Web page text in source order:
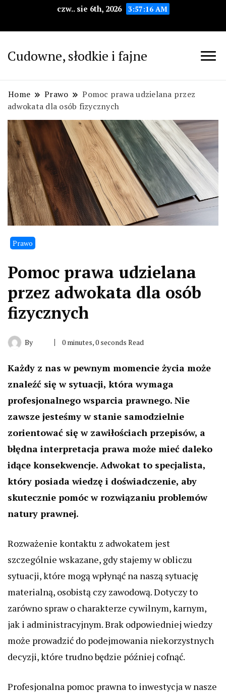
czw.. sie 6th, 2026 3:57:17 AM
Cudowne, słodkie i fajne
Home Prawo
Pomoc prawa udzielana przez
adwokata dla osób fizycznych
Prawo
Pomoc prawa udzielana
przez adwokata dla osób
fizycznych
By 0 minutes, 0 seconds Read
Każdy z nas w pewnym momencie życia może
znaleźć się w sytuacji, która wymaga
profesjonalnego wsparcia prawnego. Nie
zawsze jesteśmy w stanie samodzielnie
zorientować się w zawiłościach przepisów, a
błędna interpretacja prawa może mieć daleko
idące konsekwencje. Adwokat to specjalista,
który posiada wiedzę i doświadczenie, aby
skutecznie pomóc w rozwiązaniu problemów
natury prawnej.
Rozważenie kontaktu z adwokatem jest
szczególnie wskazane, gdy stajemy w obliczu
sytuacji, które mogą wpłynąć na naszą sytuację
materialną, osobistą czy zawodową. Dotyczy to
zarówno spraw o charakterze cywilnym, karnym,
jak i administracyjnym. Brak odpowiedniej wiedzy
może prowadzić do podejmowania niekorzystnych
decyzji, które trudno będzie później cofnąć.
Profesjonalna pomoc prawna to inwestycja w nasze